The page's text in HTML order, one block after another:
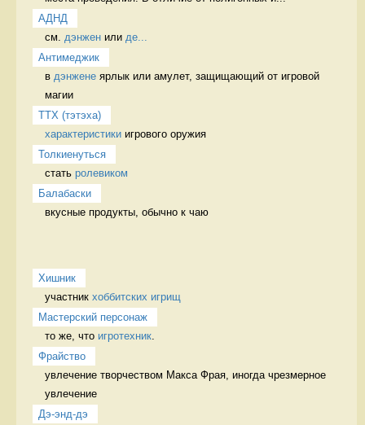
АДНД
см. дэнжен или де...
Антимеджик
в дэнжене ярлык или амулет, защищающий от игровой
магии
ТТХ (тэтэха)
характеристики игрового оружия
Толкиенуться
стать ролевиком
Балабаски
вкусные продукты, обычно к чаю
Хишник
участник хоббитских игрищ
Мастерский персонаж
то же, что игротехник
Фрайство
увлечение творчеством Макса Фрая, иногда чрезмерное
увлечение
Дэ-энд-дэ